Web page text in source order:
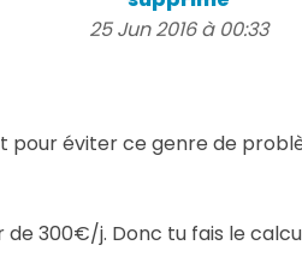
25 Jun 2016 à 00:33
pour éviter ce genre de
300€/j. Donc tu fais le